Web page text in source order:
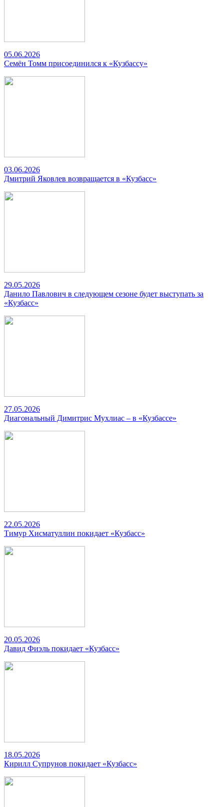
05.06.2026
Семён Томм присоединился к «Кузбассу»
03.06.2026
Дмитрий Яковлев возвращается в «Кузбасс»
29.05.2026
Данило Павлович в следующем сезоне будет выступать за
«Кузбасс»
27.05.2026
Диагональный Димитрис Мухлиас – в «Кузбассе»
22.05.2026
Тимур Хисматуллин покидает «Кузбасс»
20.05.2026
Давид Фиэль покидает «Кузбасс»
18.05.2026
Кирилл Супрунов покидает «Кузбасс»